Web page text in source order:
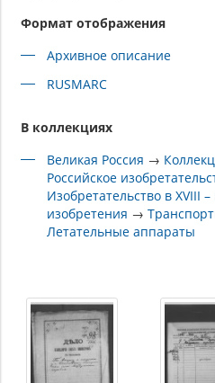
Формат отображения
Архивное описание
RUSMARC
В коллекциях
Великая Россия →
Российское
Изобретательство в XVIII
изобретения →
Летательные аппараты